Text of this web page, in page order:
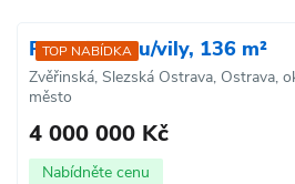
TOP NABÍDKA
Prodej domu/vily, 136 m²
Zvěřinská, Slezská Ostrava, Ostrava,
město
4 000 000 Kč
Nabídněte cenu